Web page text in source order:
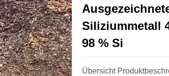
Siliziummetall
98 % Si
Übersicht